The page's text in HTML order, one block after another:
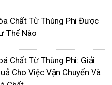
Chất Từ Thùng Phi Được
Thế Nào
Chất Từ Thùng Phi: Giải
Cho Việc Vận Chuyển Và